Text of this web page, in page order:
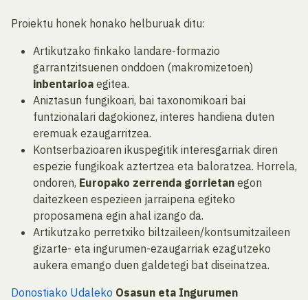
Proiektu honek honako helburuak ditu:
Artikutzako finkako landare-formazio
garrantzitsuenen onddoen (makromizetoen)
inbentarioa egitea.
Aniztasun fungikoari, bai taxonomikoari bai
funtzionalari dagokionez, interes handiena duten
eremuak ezaugarritzea.
Kontserbazioaren ikuspegitik interesgarriak diren
espezie fungikoak aztertzea eta baloratzea. Horrela,
ondoren, Europako zerrenda gorrietan egon
daitezkeen espezieen jarraipena egiteko
proposamena egin ahal izango da.
Artikutzako perretxiko biltzaileen/kontsumitzaileen
gizarte- eta ingurumen-ezaugarriak ezagutzeko
aukera emango duen galdetegi bat diseinatzea.
Donostiako Udaleko Osasun eta Ingurumen